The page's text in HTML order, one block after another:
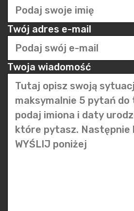
Twój adres e-mail
Twoja wiadomość